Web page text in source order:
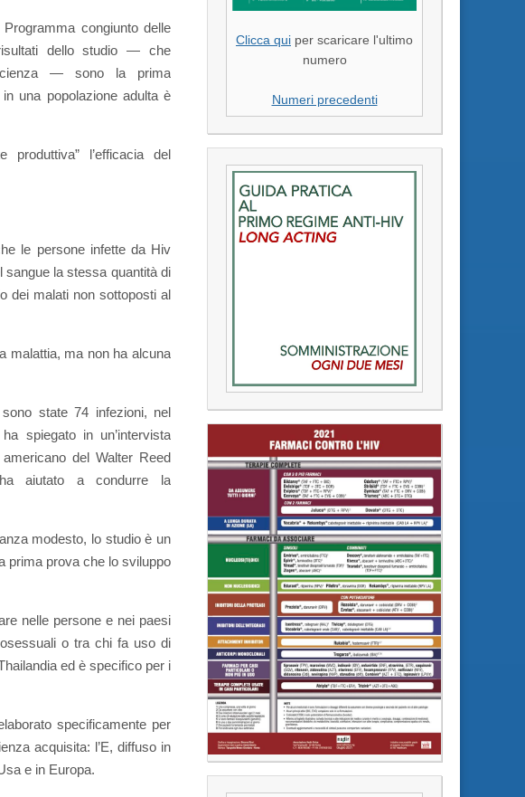
congiunto delle
dello studio — che
— sono la prima
una popolazione adulta è
produttiva” l’efficacia del
le persone infette da Hiv
la stessa quantità di
dei malati non sottoposti al
malattia, ma non ha alcuna
state 74 infezioni, nel
spiegato in un’intervista
del Walter Reed
aiutato a condurre la
modesto, lo studio è un
prima prova che lo sviluppo
nelle persone e nei paesi
o tra chi fa uso di
ed è specifico per i
specificamente per
acquisita: l’E, diffuso in
e in Europa.
Clicca qui per scaricare l'ultimo
numero
Numeri precedenti